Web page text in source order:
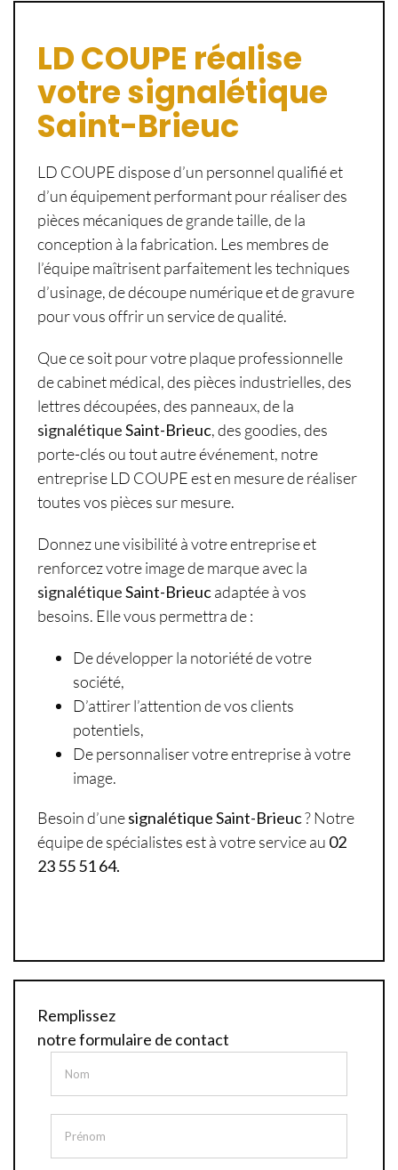
LD COUPE réalise
votre signalétique
Saint-Brieuc
LD COUPE dispose d’un personnel qualifié et
d’un équipement performant pour réaliser des
pièces mécaniques de grande taille, de la
conception à la fabrication. Les membres de
l’équipe maîtrisent parfaitement les techniques
d’usinage, de découpe numérique et de gravure
pour vous offrir un service de qualité.
Que ce soit pour votre plaque professionnelle
de cabinet médical, des pièces industrielles, des
lettres découpées, des panneaux, de la
signalétiqueSaint-Brieuc, des goodies, des
porte-clés ou tout autre événement, notre
entreprise LD COUPE est en mesure de réaliser
toutes vos pièces sur mesure.
Donnez une visibilité à votre entreprise et
renforcez votre image de marque avec la
signalétiqueSaint-Brieucadaptée à vos
besoins. Elle vous permettra de :
De développer la notoriété de votre
société,
D’attirer l’attention de vos clients
potentiels,
De personnaliser votre entreprise à votre
image.
Besoin d’unesignalétique Saint-Brieuc? Notre
équipe de spécialistes est à votre service au 02
23 55 51 64.
Remplissez
notre formulaire de contact